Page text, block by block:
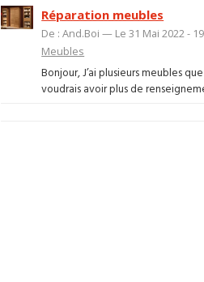
Réparation meubles
De : And.Boi — Le 31 Mai 2022 -
Meubles
Bonjour, J’ai plusieurs meubles
voudrais avoir plus de